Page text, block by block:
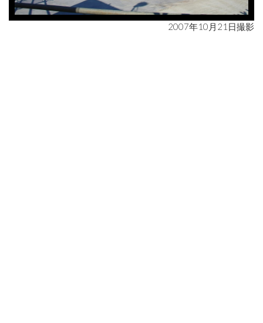
2007年10月21日撮影